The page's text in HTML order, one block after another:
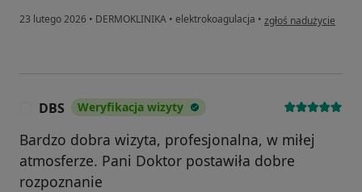
23 lutego 2026 • DERMOKLINIKA • elektrokoagulacja • w opinii użytkownika
zgłoś nadużycie
DBS Weryfikacja wizyty
Bardzo dobra wizyta, profesjonalna, w miłej
atmosferze. Pani Doktor postawiła dobre
rozpoznanie